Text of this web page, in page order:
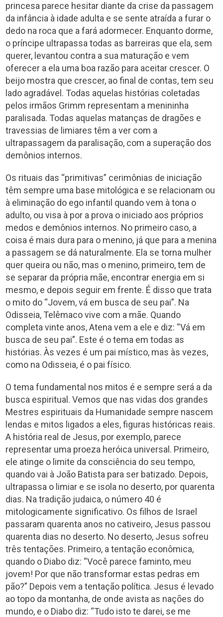
princesa parece hesitar diante da crise da passagem
da infância à idade adulta e se sente atraída a furar o
dedo na roca que a fará adormecer. Enquanto dorme,
o príncipe ultrapassa todas as barreiras que ela, sem
querer, levantou contra a sua maturação e vem
oferecer a ela uma boa razão para aceitar crescer. O
beijo mostra que crescer, ao final de contas, tem seu
lado agradável. Todas aquelas histórias coletadas
pelos irmãos Grimm representam a menininha
paralisada. Todas aquelas matanças de dragões e
travessias de limiares têm a ver com a
ultrapassagem da paralisação, com a superação dos
demônios internos.
Os rituais das “primitivas” cerimônias de iniciação
têm sempre uma base mitológica e se relacionam ou
à eliminação do ego infantil quando vem à tona o
adulto, ou visa à por a prova o iniciado aos próprios
medos e demônios internos. No primeiro caso, a
coisa é mais dura para o menino, já que para a menina
a passagem se dá naturalmente. Ela se torna mulher
quer queira ou não, mas o menino, primeiro, tem de
se separar da própria mãe, encontrar energia em si
mesmo, e depois seguir em frente. É disso que trata
o mito do “Jovem, vá em busca de seu pai”. Na
Odisseia, Telêmaco vive com a mãe. Quando
completa vinte anos, Atena vem a ele e diz: “Vá em
busca de seu pai”. Este é o tema em todas as
histórias. Às vezes é um pai místico, mas às vezes,
como na Odisseia, é o pai físico.
O tema fundamental nos mitos é e sempre será a da
busca espiritual. Vemos que nas vidas dos grandes
Mestres espirituais da Humanidade sempre nascem
lendas e mitos ligados a eles, figuras históricas reais.
A história real de Jesus, por exemplo, parece
representar uma proeza heróica universal. Primeiro,
ele atinge o limite da consciência do seu tempo,
quando vai à João Batista para ser batizado. Depois,
ultrapassa o limiar e se isola no deserto, por quarenta
dias. Na tradição judaica, o número 40 é
mitologicamente significativo. Os filhos de Israel
passaram quarenta anos no cativeiro, Jesus passou
quarenta dias no deserto. No deserto, Jesus sofreu
três tentações. Primeiro, a tentação econômica,
quando o Diabo diz: “Você parece faminto, meu
jovem! Por que não transformar estas pedras em
pão?” Depois vem a tentação política. Jesus é levado
ao topo da montanha, de onde avista as nações do
mundo, e o Diabo diz: “Tudo isto te darei, se me